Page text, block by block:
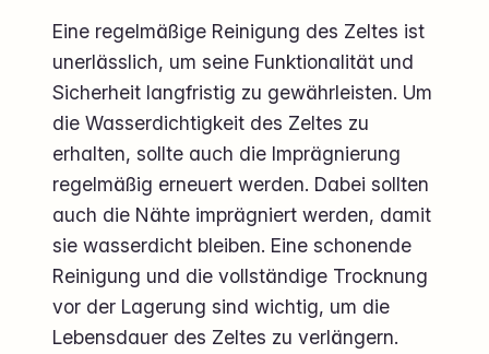
Eine regelmäßige Reinigung des Zeltes ist
unerlässlich, um seine Funktionalität und
Sicherheit langfristig zu gewährleisten. Um
die Wasserdichtigkeit des Zeltes zu
erhalten, sollte auch die Imprägnierung
regelmäßig erneuert werden. Dabei sollten
auch die Nähte imprägniert werden, damit
sie wasserdicht bleiben. Eine schonende
Reinigung und die vollständige Trocknung
vor der Lagerung sind wichtig, um die
Lebensdauer des Zeltes zu verlängern.